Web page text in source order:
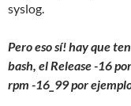
syslog.
Pero eso sí! hay que
bash, el Release -16
rpm -16_99 por